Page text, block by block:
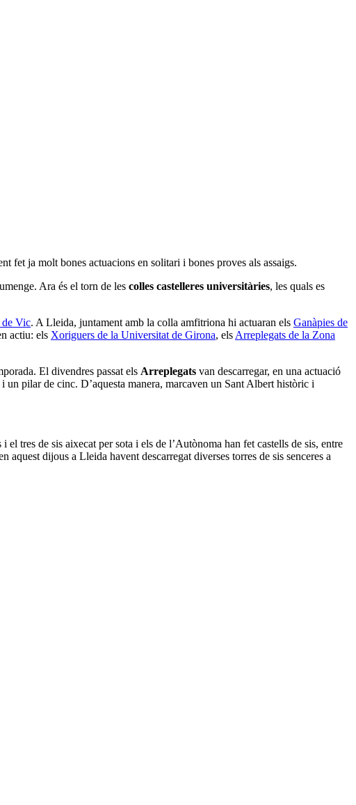
fet ja molt bones actuacions en solitari i bones proves als assaigs.
Ara és el torn de les colles castelleres universitàries, les quals es
de Vic. A Lleida, juntament amb la colla amfitriona hi actuaran els Ganàpies de
actiu: els Xoriguers de la Universitat de Girona, elsArreplegats de la Zona
El divendres passat els Arreplegats van descarregar, en una actuació
un pilar de cinc. D’aquesta manera, marcaven un Sant Albert històric i
tres de sis aixecat per sota i els de l’Autònoma han fet castells de sis, entre
aquest dijous a Lleida havent descarregat diverses torres de sis senceres a